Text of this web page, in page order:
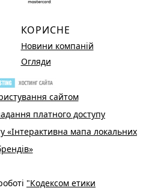
КОРИСНЕ
Новини компаній
Огляди
сайтом
платного доступу
«Інтерактивна мапа локальних
"Кодексом етики